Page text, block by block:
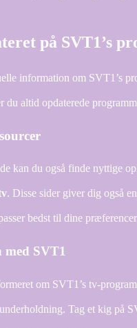
på SVT1’s
information om SVT1’s
du altid opdaterede
kan du også finde nyttige
. Disse sider giver dig også
bedst til dine
SVT1
om SVT1’s tv-
Tag et kig på